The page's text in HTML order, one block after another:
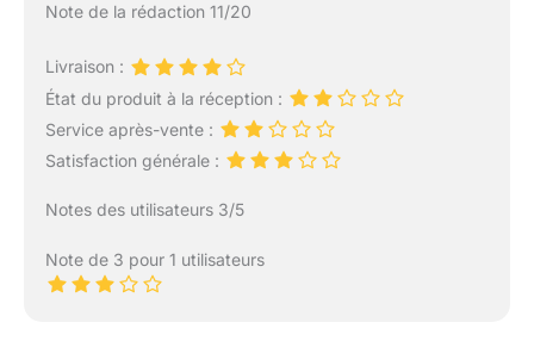
Note de la rédaction 11/20
Livraison :
État du produit à la réception :
Service après-vente :
Satisfaction générale :
Notes des utilisateurs 3/5
Note de 3 pour 1 utilisateurs